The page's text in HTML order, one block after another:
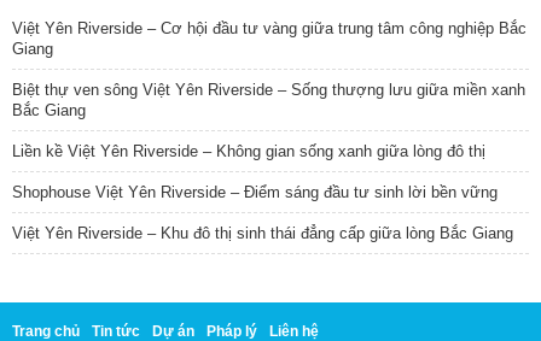
Việt Yên Riverside – Cơ hội đầu tư vàng giữa trung tâm công nghiệp Bắc
Giang
Biệt thự ven sông Việt Yên Riverside – Sống thượng lưu giữa miền xanh
Bắc Giang
Liền kề Việt Yên Riverside – Không gian sống xanh giữa lòng đô thị
Shophouse Việt Yên Riverside – Điểm sáng đầu tư sinh lời bền vững
Việt Yên Riverside – Khu đô thị sinh thái đẳng cấp giữa lòng Bắc Giang
Trang chủ Tin tức Dự án Pháp lý Liên hệ